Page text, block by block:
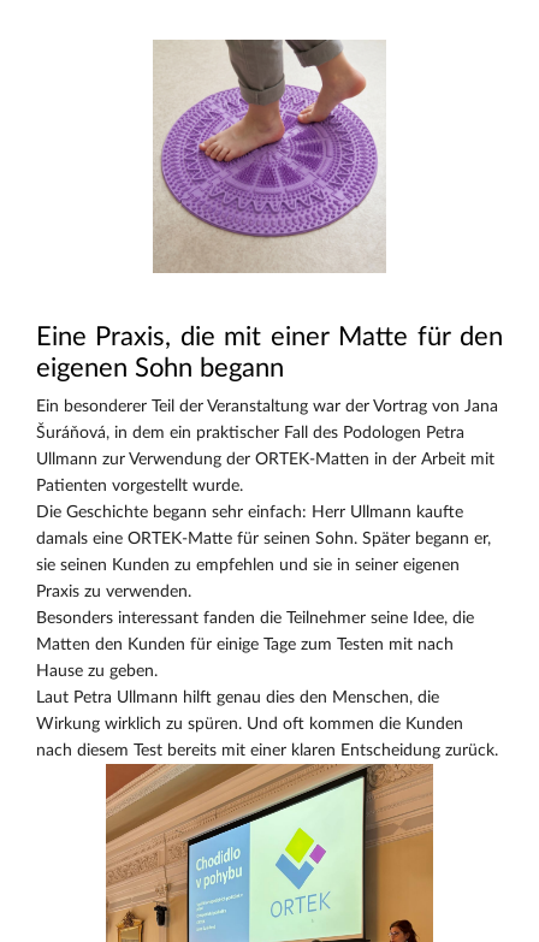
Eine Praxis, die mit einer Matte für den
eigenen Sohn begann
Ein besonderer Teil der Veranstaltung war der Vortrag von Jana
Šuráňová, in dem ein praktischer Fall des Podologen Petra
Ullmann zur Verwendung der ORTEK-Matten in der Arbeit mit
Patienten vorgestellt wurde.
Die Geschichte begann sehr einfach: Herr Ullmann kaufte
damals eine ORTEK-Matte für seinen Sohn. Später begann er,
sie seinen Kunden zu empfehlen und sie in seiner eigenen
Praxis zu verwenden.
Besonders interessant fanden die Teilnehmer seine Idee, die
Matten den Kunden für einige Tage zum Testen mit nach
Hause zu geben.
Laut Petra Ullmann hilft genau dies den Menschen, die
Wirkung wirklich zu spüren. Und oft kommen die Kunden
nach diesem Test bereits mit einer klaren Entscheidung zurück.